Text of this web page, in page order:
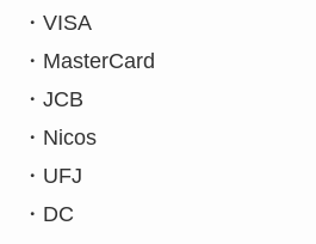
・VISA
・MasterCard
・JCB
・Nicos
・UFJ
・DC